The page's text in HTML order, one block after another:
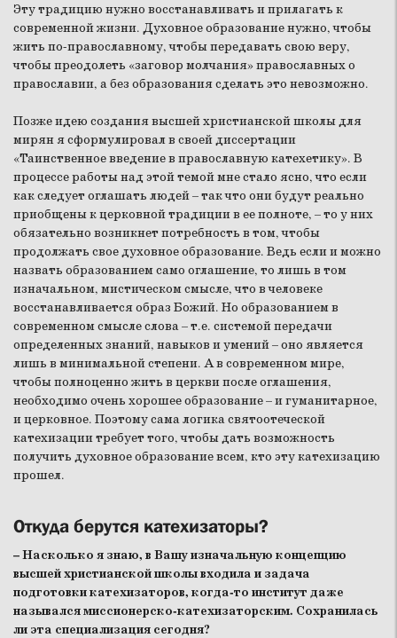
Эту традицию нужно восстанавливать и прилагать к
современной жизни. Духовное образование нужно, чтобы
жить по-православному, чтобы передавать свою веру,
чтобы преодолеть «заговор молчания» православных о
православии, а без образования сделать это невозможно.
Позже идею создания высшей христианской школы для
мирян я сформулировал в своей диссертации
«Таинственное введение в православную катехетику». В
процессе работы над этой темой мне стало ясно, что если
как следует оглашать людей – так что они будут реально
приобщены к церковной традиции в ее полноте, – то у них
обязательно возникнет потребность в том, чтобы
продолжать свое духовное образование. Ведь если и можно
назвать образованием само оглашение, то лишь в том
изначальном, мистическом смысле, что в человеке
восстанавливается образ Божий. Но образованием в
современном смысле слова – т.е. системой передачи
определенных знаний, навыков и умений – оно является
лишь в минимальной степени. А в современном мире,
чтобы полноценно жить в церкви после оглашения,
необходимо очень хорошее образование – и гуманитарное,
и церковное. Поэтому сама логика святоотеческой
катехизации требует того, чтобы дать возможность
получить духовное образование всем, кто эту катехизацию
прошел.
Откуда берутся катехизаторы?
– Насколько я знаю, в Вашу изначальную концепцию
высшей христианской школы входила и задача
подготовки катехизаторов, когда-то институт даже
назывался миссионерско-катехизаторским. Сохранилась
ли эта специализация сегодня?